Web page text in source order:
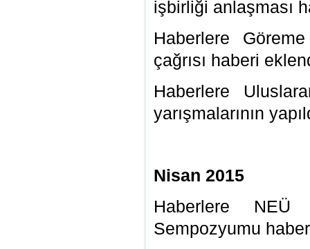
işbirliği anlaşması
Haberlere
çağrısı haberi
Haberlere
yarışmalarının
Nisan 2015
Haberlere NEÜ
Sempozyumu